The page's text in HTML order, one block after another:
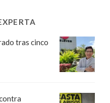
tras cinco